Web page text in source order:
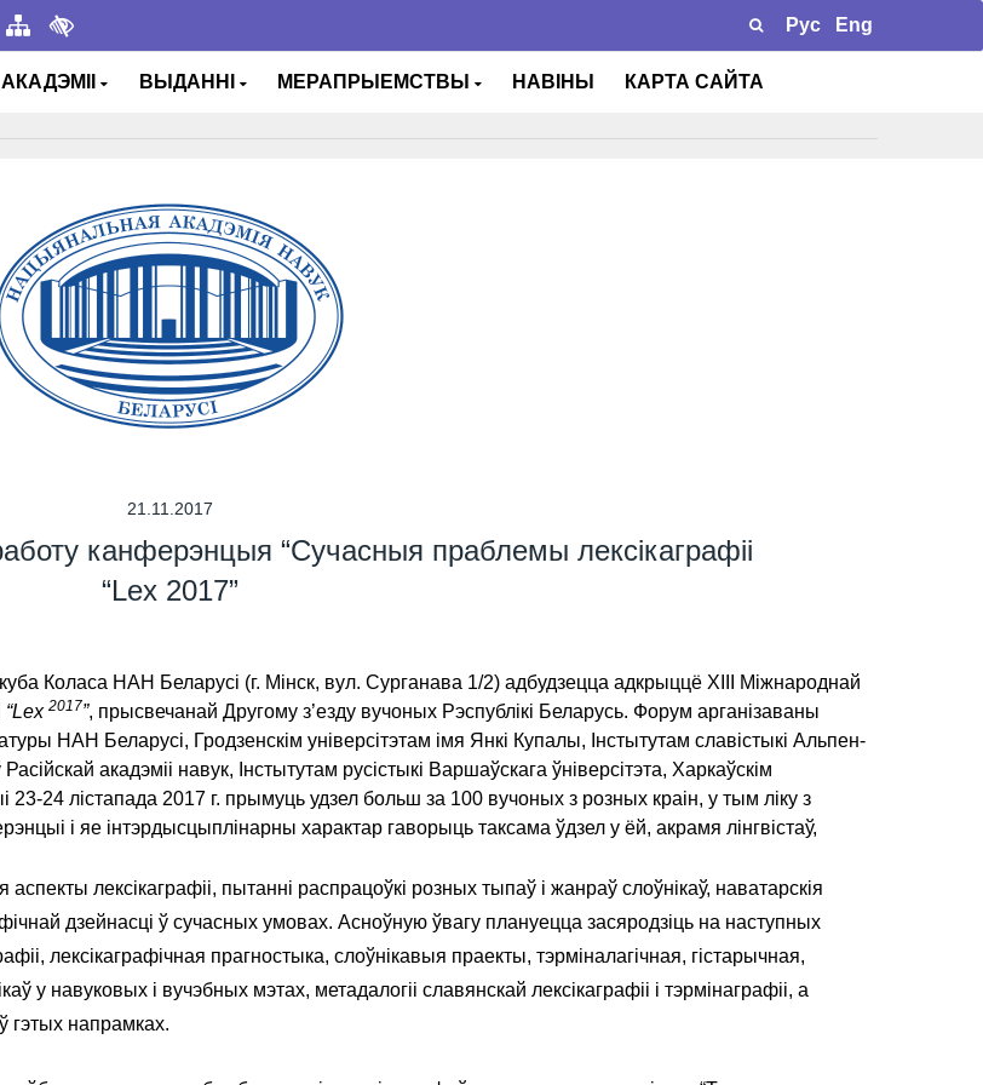
Рус Eng
ВЫДАННІ МЕРАПРЫЕМСТВЫ НАВІНЫ КАРТА САЙТА
21.11.2017
канферэнцыя “Сучасныя праблемы лексікаграфіі
“Lex 2017”
Коласа НАН Беларусі (г. Мінск, вул. Сурганава 1/2) адбудзецца адкрыццё XIII Міжнароднай
“Lex 2017”, прысвечанай Другому з’езду вучоных Рэспублікі Беларусь. Форум арганізаваны
НАН Беларусі, Гродзенскім універсітэтам імя Янкі Купалы, Інстытутам славістыкі Альпен-
акадэміі навук, Інстытутам русістыкі Варшаўскага ўніверсітэта, Харкаўскім
24 лістапада 2017 г. прымуць удзел больш за 100 вучоных з розных краін, у тым ліку з
і яе інтэрдысцыплінарны характар гаворыць таксама ўдзел у ёй, акрамя лінгвістаў,
лексікаграфіі, пытанні распрацоўкі розных тыпаў і жанраў слоўнікаў, наватарскія
дзейнасці ў сучасных умовах. Асноўную ўвагу плануецца засяродзіць на наступных
лексікаграфічная прагностыка, слоўнікавыя праекты, тэрміналагічная, гістарычная,
у навуковых і вучэбных мэтах, метадалогіі славянскай лексікаграфіі і тэрмінаграфіі, а
гэтых напрамках.